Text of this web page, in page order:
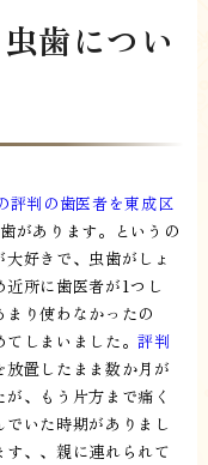
歯につい
評判の歯医者を東成区
があります。というの
好きで、虫歯がしょ
所に歯医者が1つし
り使わなかったの
てしまいました。評判
放置したまま数か月が
、もう片方まで痛く
いた時期がありまし
、、親に連れられて